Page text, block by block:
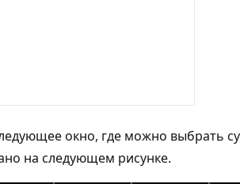
окно, где можно
на следующем рисунке.